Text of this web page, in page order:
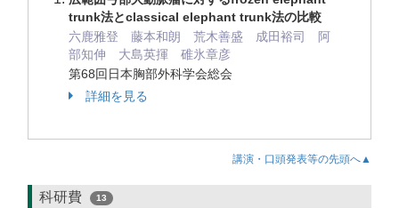
trunk法とclassical elephant trunk法の比較
六鹿雅登 藤本和朗 荒木善盛 成田裕司 阿
部知伸 大島英揮 碓氷章彦
第68回日本胸部外科学会総会
詳細を見る
講演・口頭発表等の先頭へ▲
科研費 13